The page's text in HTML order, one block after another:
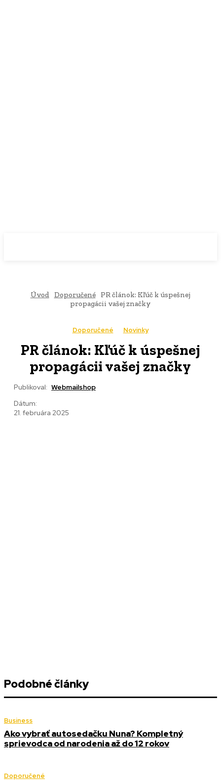
Úvod Doporučené
PR článok: Kľúč k úspešnej
propagácii vašej značky
Doporučené Novinky
PR článok: Kľúč k úspešnej
propagácii vašej značky
Publikoval: Webmailshop
Dátum:
21. februára 2025
Podobné články
Business
Ako vybrať autosedačku Nuna? Kompletný
sprievodca od narodenia až do 12 rokov
Doporučené